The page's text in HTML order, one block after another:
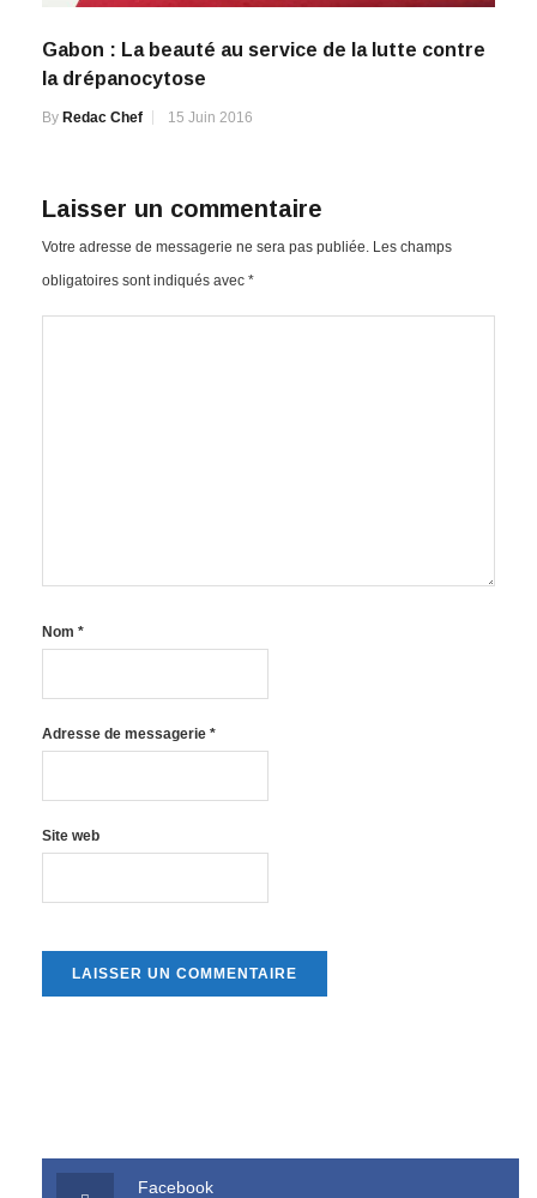
Gabon : La beauté au service de la lutte contre
la drépanocytose
By Redac Chef 15 Juin 2016
Laisser un commentaire
Votre adresse de messagerie ne sera pas publiée. Les champs
obligatoires sont indiqués avec *
Nom *
Adresse de messagerie *
Site web
Facebook